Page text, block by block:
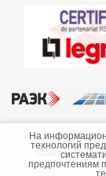
Сайт носит
На
технологий
предпочтениям